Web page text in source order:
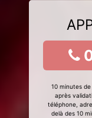
10 minutes
après
téléphone,
delà des 10